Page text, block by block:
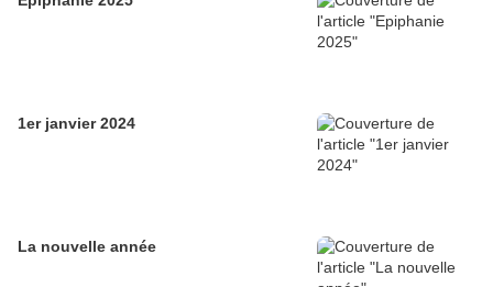
1er janvier 2024
La nouvelle année